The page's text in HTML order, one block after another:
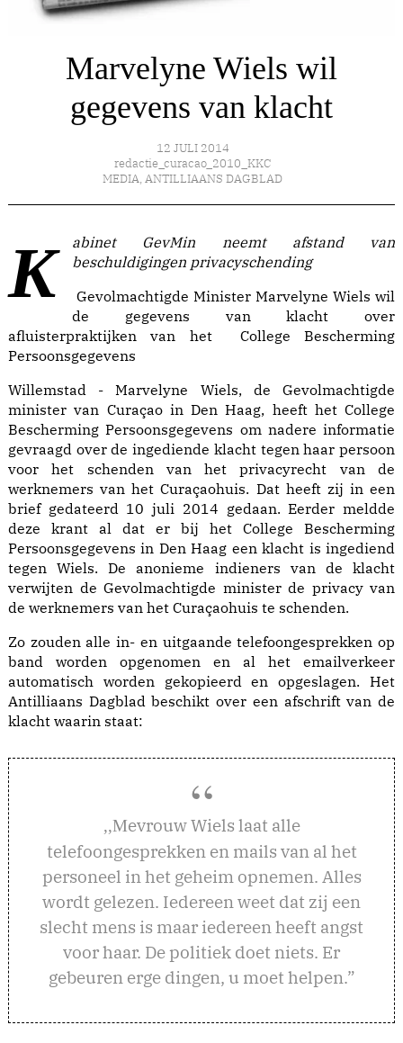
Marvelyne Wiels wil
gegevens van klacht
12 JULI 2014
redactie_curacao_2010_KKC
MEDIA, ANTILLIAANS DAGBLAD
Kabinet GevMin neemt afstand van
beschuldigingen privacyschending
Gevolmachtigde Minister Marvelyne Wiels wil
de gegevens van klacht over
afluisterpraktijken van het College Bescherming
Persoonsgegevens
Willemstad - Marvelyne Wiels, de Gevolmachtigde
minister van Curaçao in Den Haag, heeft het College
Bescherming Persoonsgegevens om nadere informatie
gevraagd over de ingediende klacht tegen haar persoon
voor het schenden van het privacyrecht van de
werknemers van het Curaçaohuis. Dat heeft zij in een
brief gedateerd 10 juli 2014 gedaan. Eerder meldde
deze krant al dat er bij het College Bescherming
Persoonsgegevens in Den Haag een klacht is ingediend
tegen Wiels. De anonieme indieners van de klacht
verwijten de Gevolmachtigde minister de privacy van
de werknemers van het Curaçaohuis te schenden.
Zo zouden alle in- en uitgaande telefoongesprekken op
band worden opgenomen en al het emailverkeer
automatisch worden gekopieerd en opgeslagen. Het
Antilliaans Dagblad beschikt over een afschrift van de
klacht waarin staat:
,,Mevrouw Wiels laat alle
telefoongesprekken en mails van al het
personeel in het geheim opnemen. Alles
wordt gelezen. Iedereen weet dat zij een
slecht mens is maar iedereen heeft angst
voor haar. De politiek doet niets. Er
gebeuren erge dingen, u moet helpen.”